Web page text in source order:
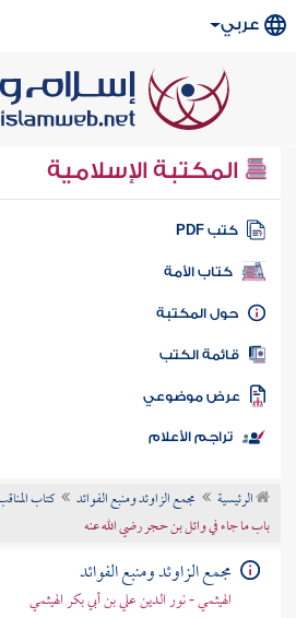
عربي
المكتبة الإسلامية
كتب PDF
كتاب الأمة
المكتبة
الكتب
موضوعي
تراجم الأعلام
الرئيسية مجمع الزاوئد ومنبع الفوائد
كتاب
باب ما جاء في وائل بن حجر رضي الله عنه
مجمع الزاوئد ومنبع الفوائد
الهيثمي - نور الدين علي بن أبي بكر الهيثمي